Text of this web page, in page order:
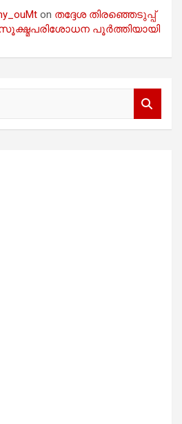
on തദ്ദേശ തിരഞ്ഞെടുപ്പ്
സൂക്ഷ്മപരിശോധന പൂർത്തിയായി